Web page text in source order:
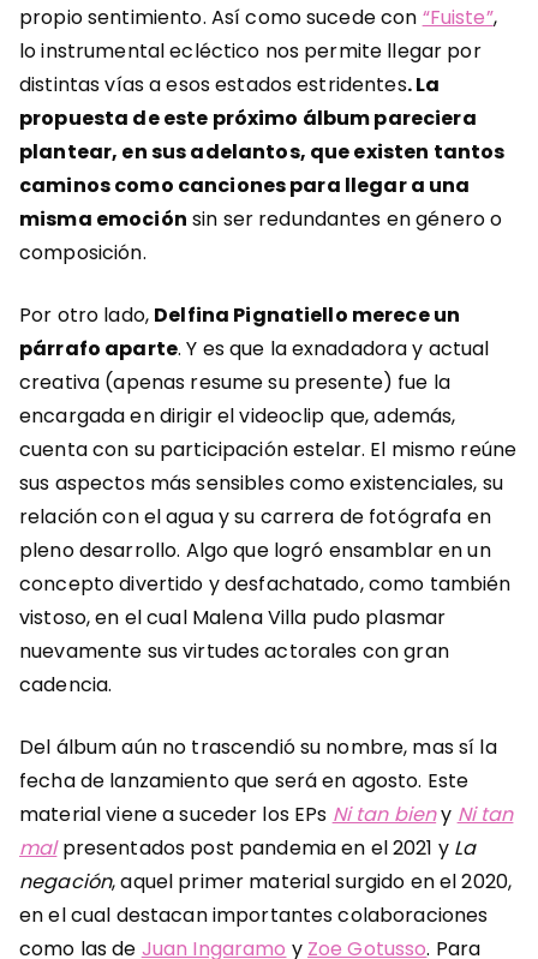
propio sentimiento. Así como sucede con “Fuiste”,
lo instrumental ecléctico nos permite llegar por
distintas vías a esos estados estridentes. La
propuesta de este próximo álbum pareciera
plantear, en sus adelantos, que existen tantos
caminos como canciones para llegar a una
misma emoción sin ser redundantes en género o
composición.
Por otro lado, Delfina Pignatiello merece un
párrafo aparte. Y es que la exnadadora y actual
creativa (apenas resume su presente) fue la
encargada en dirigir el videoclip que, además,
cuenta con su participación estelar. El mismo reúne
sus aspectos más sensibles como existenciales, su
relación con el agua y su carrera de fotógrafa en
pleno desarrollo. Algo que logró ensamblar en un
concepto divertido y desfachatado, como también
vistoso, en el cual Malena Villa pudo plasmar
nuevamente sus virtudes actorales con gran
cadencia.
Del álbum aún no trascendió su nombre, mas sí la
fecha de lanzamiento que será en agosto. Este
material viene a suceder los EPs Ni tan bieny Ni tan
malpresentados post pandemia en el 2021 y La
negación, aquel primer material surgido en el 2020,
en el cual destacan importantes colaboraciones
como las de Juan Ingaramo y Zoe Gotusso. Para